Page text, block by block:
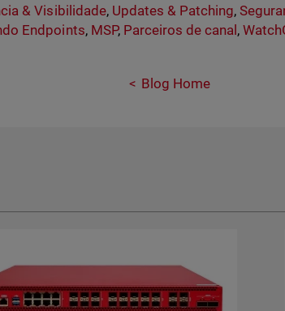
& Visibilidade, Updates & Patching,
Endpoints, MSP, Parceiros de canal ,
Blog Home